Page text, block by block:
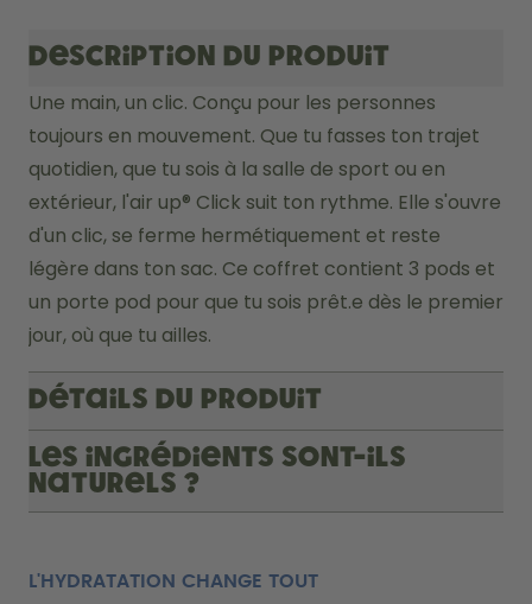
Description du produit
Une main, un clic. Conçu pour les personnes
toujours en mouvement. Que tu fasses ton trajet
quotidien, que tu sois à la salle de sport ou en
extérieur, l'air up® Click suit ton rythme. Elle s'ouvre
d'un clic, se ferme hermétiquement et reste
légère dans ton sac. Ce coffret contient 3 pods et
un porte pod pour que tu sois prêt.e dès le premier
jour, où que tu ailles.
Détails du produit
Les ingrédients sont-ils
naturels ?
L'HYDRATATION CHANGE TOUT